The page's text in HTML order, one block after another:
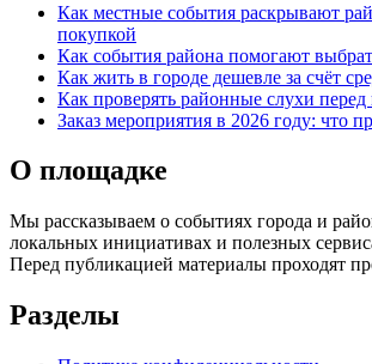
Как местные события раскрывают
покупкой
Как события района помогают
Как жить в городе дешевле за счёт
Как проверять районные слухи
Заказ мероприятия в 2026 году: что
О площадке
Мы рассказываем о событиях города и
локальных инициативах и полезных
Перед публикацией материалы проходят
Разделы